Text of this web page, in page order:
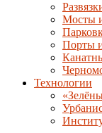
Мосты
Порты
Технологии